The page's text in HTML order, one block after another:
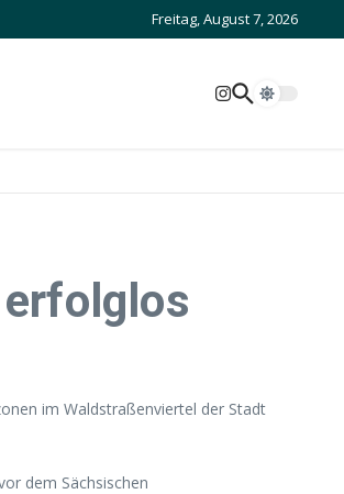
Freitag, August 7, 2026
erfolglos
im Waldstraßenviertel der Stadt
dem Sächsischen